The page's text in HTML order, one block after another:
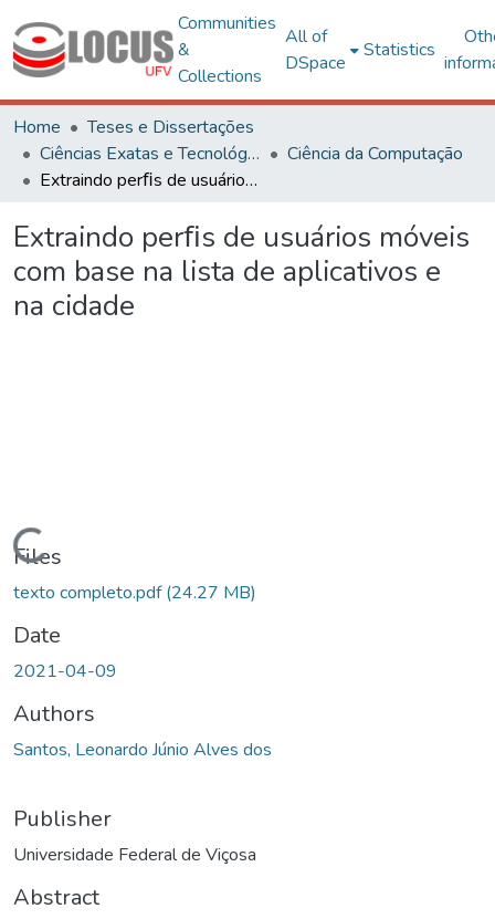
Communities
&
Collections
All of
DSpace
Statistics
Home
Teses e Dissertações
Ciências Exatas e Tecnológicas
Ciência da Computação
Extraindo perﬁs de usuários móveis com base na lista de aplicativos e na cidade
Extraindo perﬁs de usuários móveis
com base na lista de aplicativos e
na cidade
Files
texto completo.pdf(24.27 MB)
Date
2021-04-09
Authors
Santos, Leonardo Júnio Alves dos
Publisher
Universidade Federal de Viçosa
Abstract